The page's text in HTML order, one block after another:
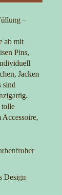
–
ab mit
Pins,
Jacken
sind
tolle
Design